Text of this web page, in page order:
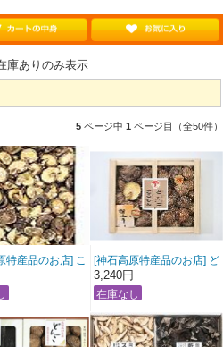
庫ありのみ表示
5 ページ中 1 ページ目（全50件）
特産品のお店] こ
椎茸200ｇ（箱
たけ
[神石高原特産品のお店] ど
んこ・こうしん椎茸詰合
せ しいたけ 椎茸
3,240円